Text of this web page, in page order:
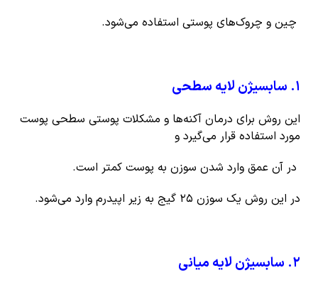
چین و چروک‌های پوستی استفاده می‌شود.
۱. سابسیژن لایه سطحی
این روش برای درمان آکنه‌ها و مشکلات پوستی سطحی پوست
مورد استفاده قرار می‌گیرد و
در آن عمق وارد شدن سوزن به پوست کمتر است.
در این روش یک سوزن ۲۵ گیج به زیر اپیدرم وارد می‌شود.
۲. سابسیژن لایه میانی